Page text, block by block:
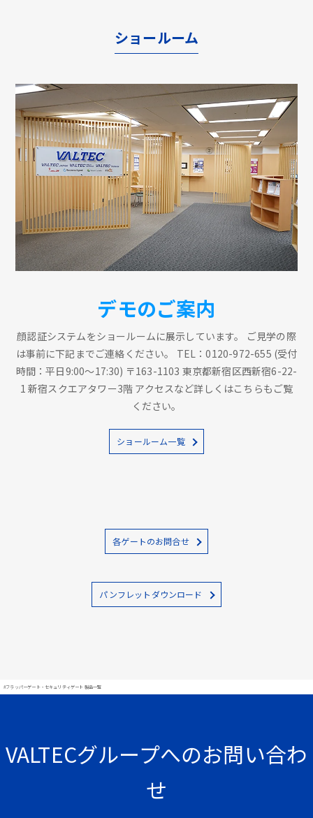
ショールーム
デモのご案内
顔認証システムをショールームに展示しています。 ご見学の際
は事前に下記までご連絡ください。 TEL：0120-972-655 (受付
時間：平日9:00～17:30) 〒163-1103 東京都新宿区西新宿6-22-
1 新宿スクエアタワー3階 アクセスなど詳しくはこちらもご覧
ください。
ショールーム一覧
各ゲートのお問合せ
パンフレットダウンロード
#フラッパーゲート・セキュリティゲート 製品一覧
VALTECグループへのお問い合わ
せ